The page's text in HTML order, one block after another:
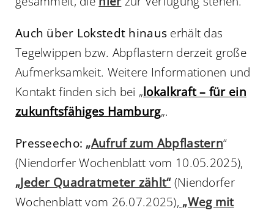
Auch über Lokstedt hinaus erhält das
Tegelwippen bzw. Abpflastern derzeit große
Aufmerksamkeit. Weitere Informationen und
Kontakt finden sich bei „lokalkraft – für ein
zukunftsfähiges Hamburg„.
Presseecho: „Aufruf zum Abpflastern“
(Niendorfer Wochenblatt vom 10.05.2025),
„Jeder Quadratmeter zählt“(Niendorfer
Wochenblatt vom 26.07.2025), „Weg mit